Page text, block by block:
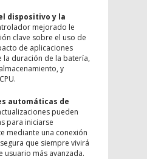
dispositivo y la
mejorado le
clave sobre el uso de
de aplicaciones
la duración de la batería,
y
automáticas de
pueden
para iniciarse
mediante una conexión
que siempre vivirá
usuario más avanzada.